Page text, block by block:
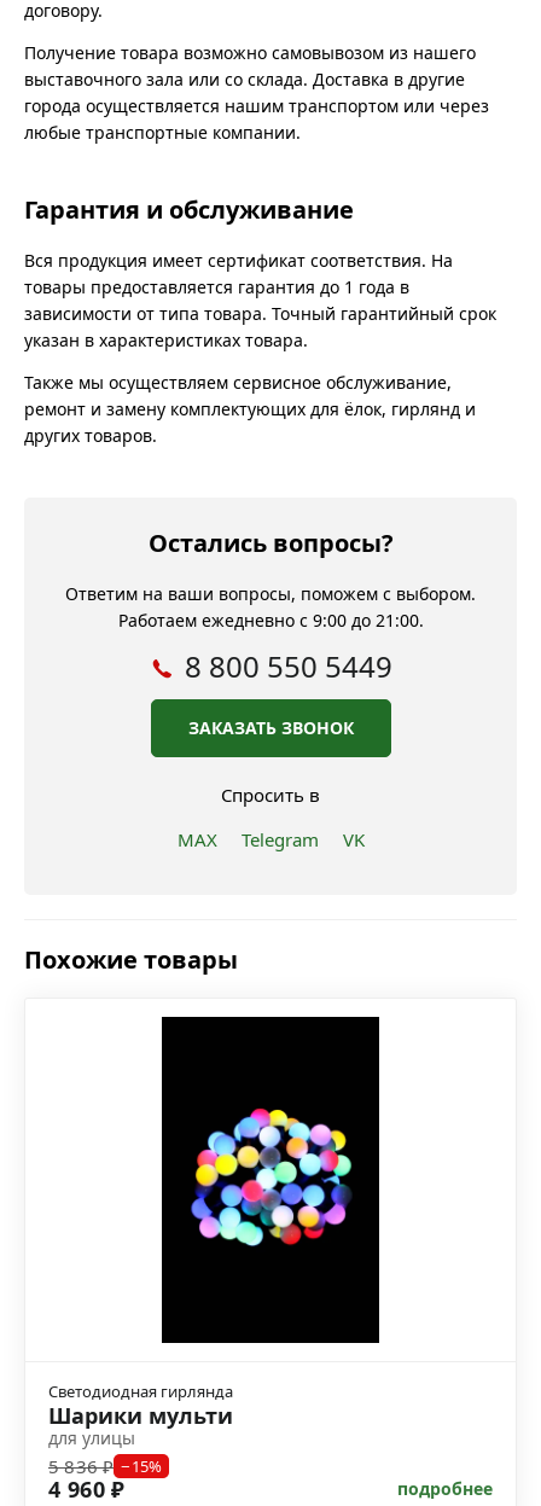
договору.
Получение товара возможно самовывозом из нашего
выставочного зала или со склада. Доставка в другие
города осуществляется нашим транспортом или через
любые транспортные компании.
Гарантия и обслуживание
Вся продукция имеет сертификат соответствия. На
товары предоставляется гарантия до 1 года в
зависимости от типа товара. Точный гарантийный срок
указан в характеристиках товара.
Также мы осуществляем сервисное обслуживание,
ремонт и замену комплектующих для ёлок, гирлянд и
других товаров.
Остались вопросы?
Ответим на ваши вопросы, поможем с выбором.
Работаем ежедневно с 9:00 до 21:00.
8 800 550 5449
ЗАКАЗАТЬ ЗВОНОК
Спросить в
MAX
Telegram VK
Похожие товары
Светодиодная гирлянда
Шарики мульти
для улицы
5 836 ₽ −15%
4 960 ₽ подробнее